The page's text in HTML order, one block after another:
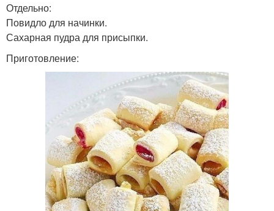
Отдельно:
Повидло для начинки.
Сахарная пудра для присыпки.
Приготовление: